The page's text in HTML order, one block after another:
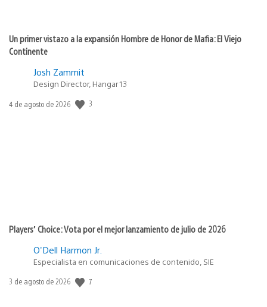
Un primer vistazo a la expansión Hombre de Honor de Mafia: El Viejo
Continente
Josh Zammit
Design Director, Hangar 13
Fecha
4 de agosto de 2026 3
Players’ Choice: Vota por el mejor lanzamiento de julio de 2026
O'Dell Harmon Jr.
Especialista en comunicaciones de contenido, SIE
Fecha
3 de agosto de 2026 7